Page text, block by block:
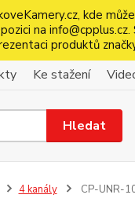
kde
na
produktů
Ke stažení
Hledat
4 kanály CP-UNR-